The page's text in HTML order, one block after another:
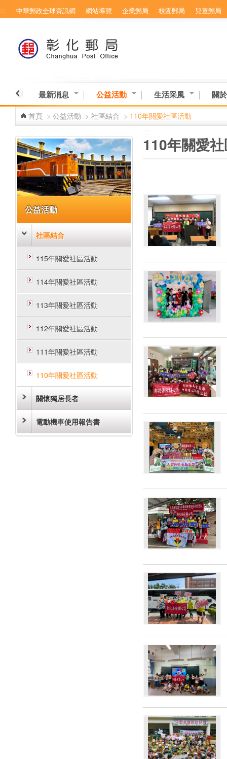
跳到主要內容區塊
::: 中華郵政全球資訊網 網站導覽 企業郵局 校園郵局 兒童郵局
最新消息 公益活動 生活采風 關
首頁 > 公益活動 > 社區結合 > 110年關愛社區活動
公益活動
社區結合
115年關愛社區活動
114年關愛社區活動
113年關愛社區活動
112年關愛社區活動
111年關愛社區活動
110年關愛社區活動
關懷獨居長者
電動機車使用報告書
110年關愛